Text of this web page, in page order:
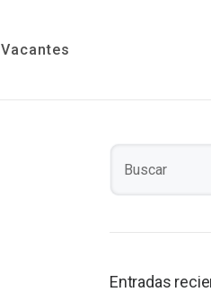
Vacantes
Entradas